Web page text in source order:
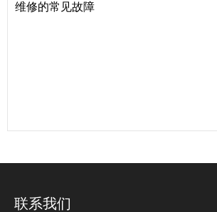
维修的常见故障
联系我们